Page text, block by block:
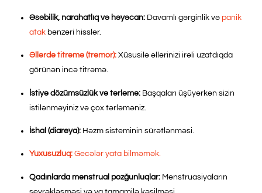
Əsəbilik, narahatlıq və həyəcan: Davamlı gərginlik və panik
atak bənzəri hisslər.
Əllərdə titrəmə (tremor): Xüsusilə əllərinizi irəli uzatdıqda
görünən incə titrəmə.
İstiyə dözümsüzlük və tərləmə: Başqaları üşüyərkən sizin
istilənməyiniz və çox tərləməniz.
İshal (diareya): Həzm sisteminin sürətlənməsi.
Yuxusuzluq: Gecələr yata bilməmək.
Qadınlarda menstrual pozğunluqlar: Menstruasiyaların